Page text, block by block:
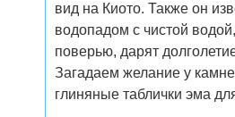
вид на Киото. Также он
водопадом с чистой
поверью, дарят
Загадаем желание у
глиняные таблички эма